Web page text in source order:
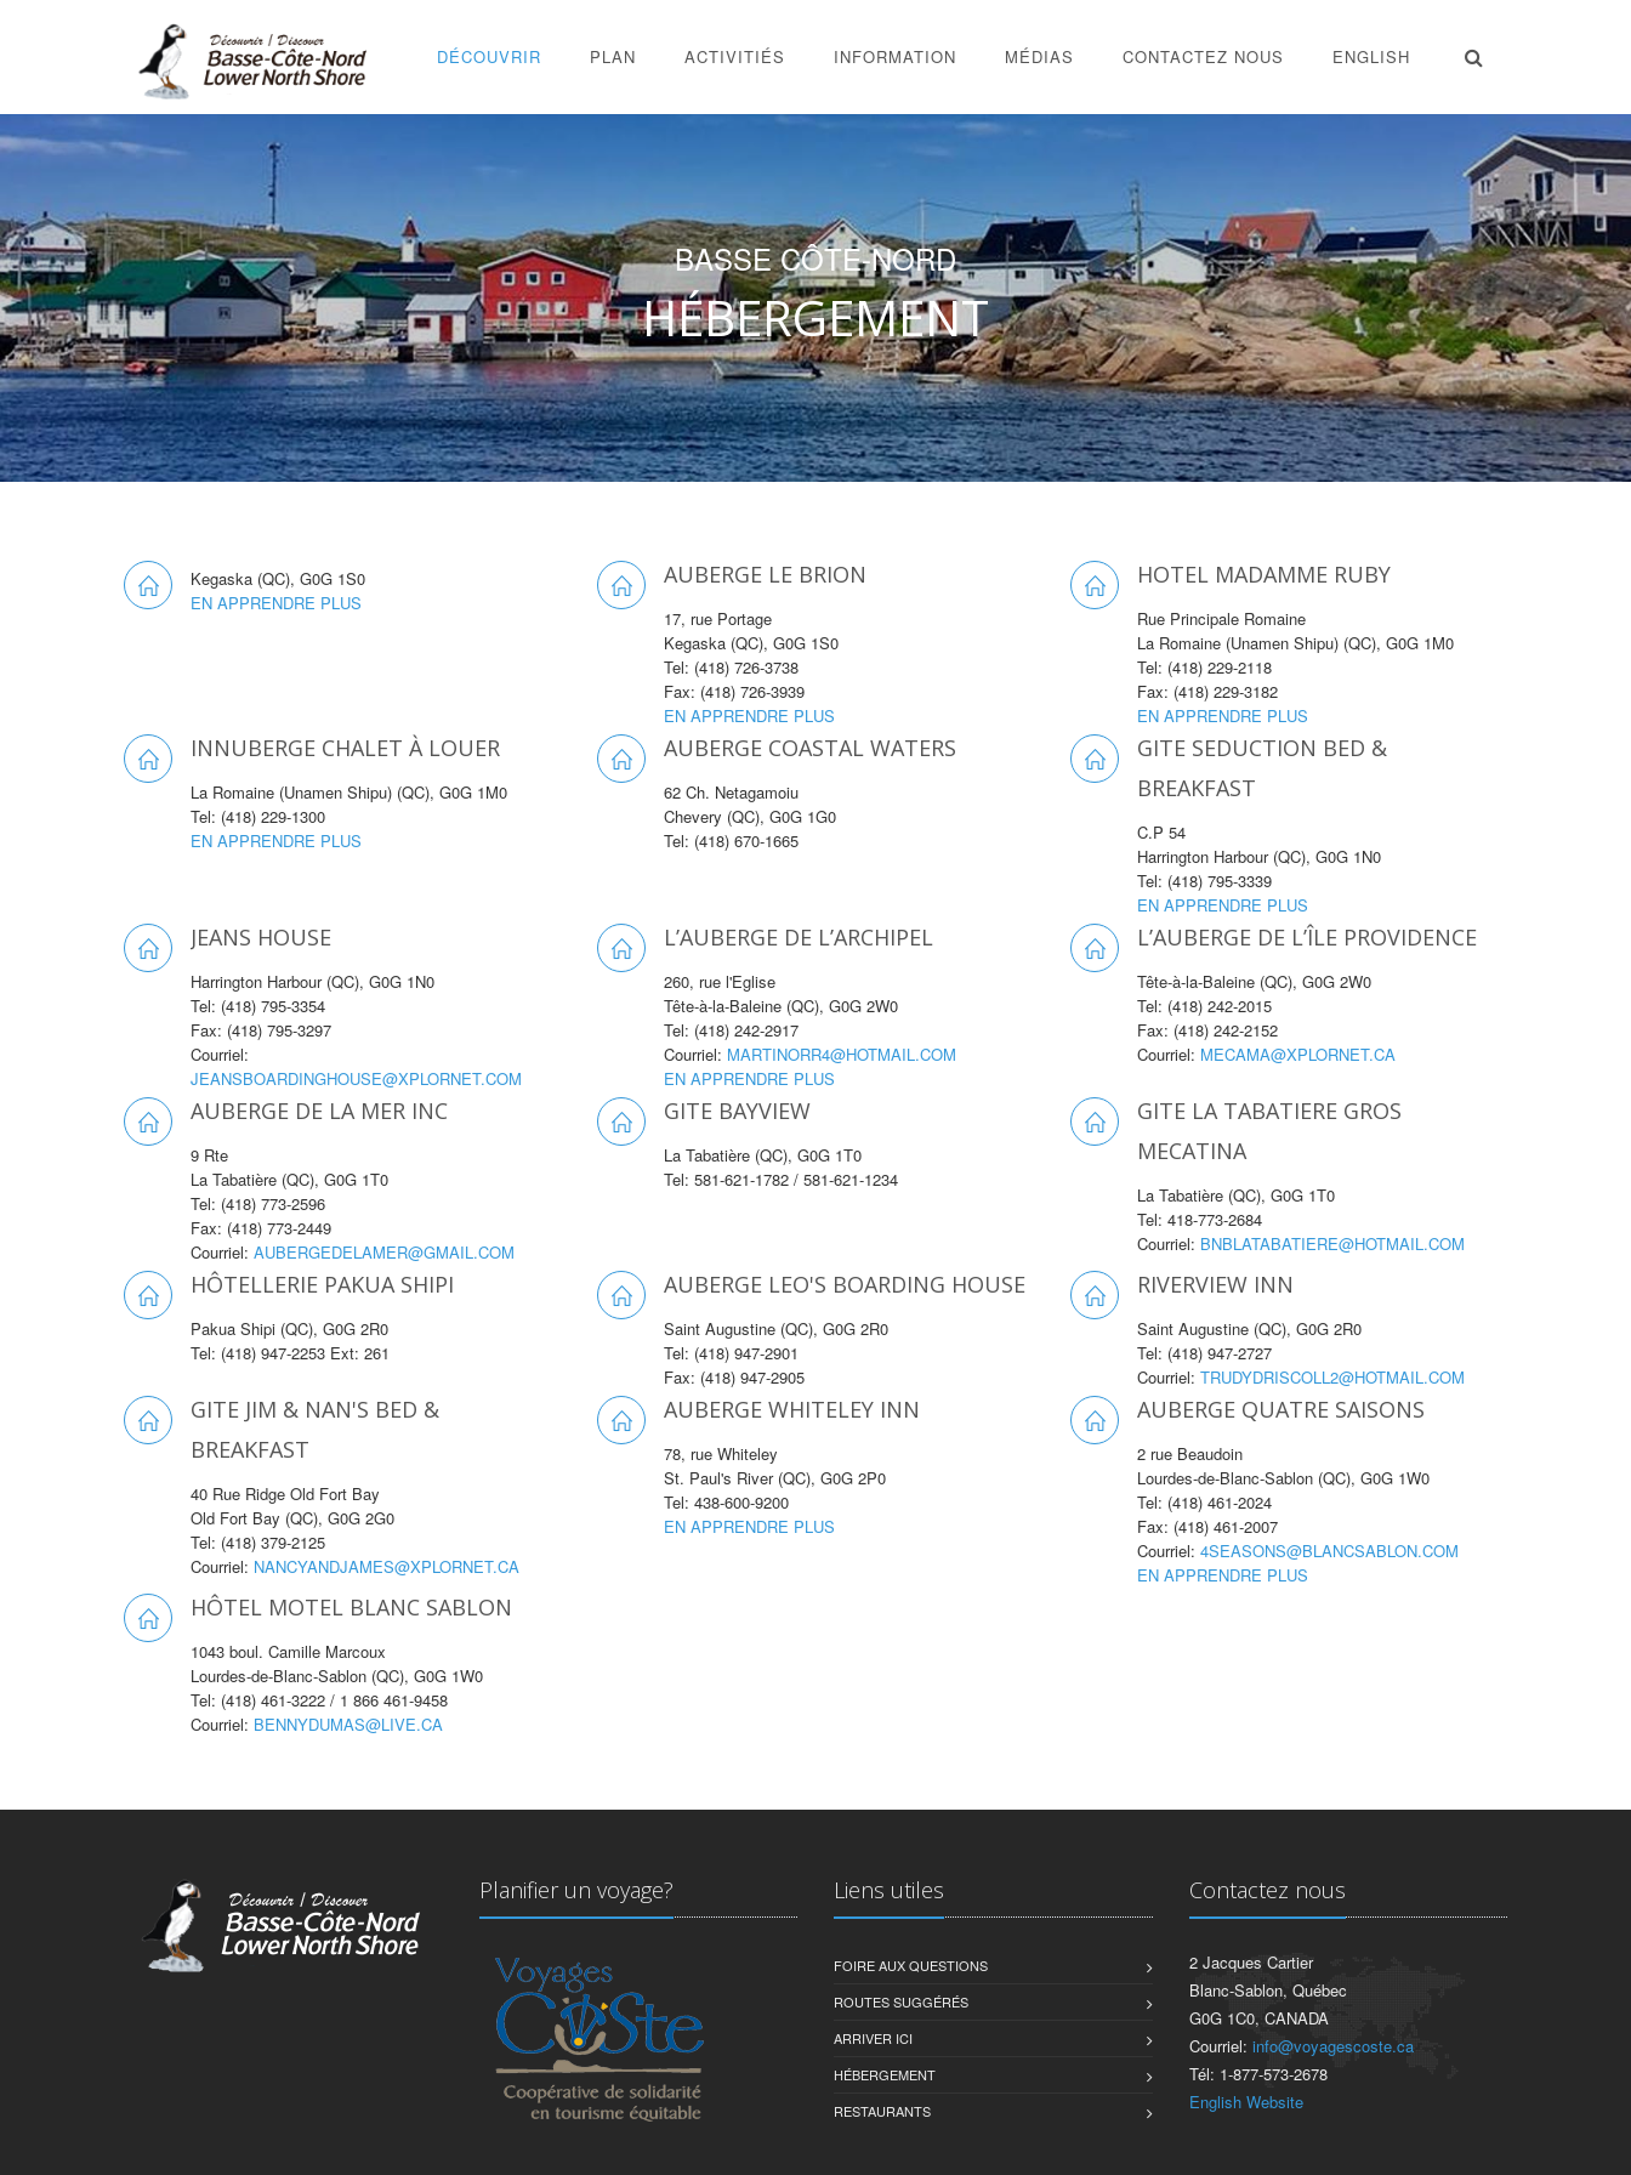
DÉCOUVRIR PLAN ACTIVITIÉS INFORMATION MÉDIAS CONTACTEZ NOUS ENGLISH
BASSE CÔTE-NORD
HÉBERGEMENT
Kegaska (QC), G0G 1S0
EN APPRENDRE PLUS
AUBERGE LE BRION
17, rue Portage
Kegaska (QC), G0G 1S0
Tel: (418) 726-3738
Fax: (418) 726-3939
EN APPRENDRE PLUS
HOTEL MADAMME RUBY
Rue Principale Romaine
La Romaine (Unamen Shipu) (QC), G0G 1M0
Tel: (418) 229-2118
Fax: (418) 229-3182
EN APPRENDRE PLUS
INNUBERGE CHALET À LOUER
La Romaine (Unamen Shipu) (QC), G0G 1M0
Tel: (418) 229-1300
EN APPRENDRE PLUS
AUBERGE COASTAL WATERS
62 Ch. Netagamoiu
Chevery (QC), G0G 1G0
Tel: (418) 670-1665
GITE SEDUCTION BED &
BREAKFAST
C.P 54
Harrington Harbour (QC), G0G 1N0
Tel: (418) 795-3339
EN APPRENDRE PLUS
JEANS HOUSE
Harrington Harbour (QC), G0G 1N0
Tel: (418) 795-3354
Fax: (418) 795-3297
Courriel:
JEANSBOARDINGHOUSE@XPLORNET.COM
L’AUBERGE DE L’ARCHIPEL
260, rue l'Eglise
Tête-à-la-Baleine (QC), G0G 2W0
Tel: (418) 242-2917
Courriel: MARTINORR4@HOTMAIL.COM
EN APPRENDRE PLUS
L’AUBERGE DE L’ÎLE PROVIDENCE
Tête-à-la-Baleine (QC), G0G 2W0
Tel: (418) 242-2015
Fax: (418) 242-2152
Courriel: MECAMA@XPLORNET.CA
AUBERGE DE LA MER INC
9 Rte
La Tabatière (QC), G0G 1T0
Tel: (418) 773-2596
Fax: (418) 773-2449
Courriel: AUBERGEDELAMER@GMAIL.COM
GITE BAYVIEW
La Tabatière (QC), G0G 1T0
Tel: 581-621-1782 / 581-621-1234
GITE LA TABATIERE GROS
MECATINA
La Tabatière (QC), G0G 1T0
Tel: 418-773-2684
Courriel: BNBLATABATIERE@HOTMAIL.COM
HÔTELLERIE PAKUA SHIPI
Pakua Shipi (QC), G0G 2R0
Tel: (418) 947-2253 Ext: 261
AUBERGE LEO'S BOARDING HOUSE
Saint Augustine (QC), G0G 2R0
Tel: (418) 947-2901
Fax: (418) 947-2905
RIVERVIEW INN
Saint Augustine (QC), G0G 2R0
Tel: (418) 947-2727
Courriel: TRUDYDRISCOLL2@HOTMAIL.COM
GITE JIM & NAN'S BED &
BREAKFAST
40 Rue Ridge Old Fort Bay
Old Fort Bay (QC), G0G 2G0
Tel: (418) 379-2125
Courriel: NANCYANDJAMES@XPLORNET.CA
AUBERGE WHITELEY INN
78, rue Whiteley
St. Paul's River (QC), G0G 2P0
Tel: 438-600-9200
EN APPRENDRE PLUS
AUBERGE QUATRE SAISONS
2 rue Beaudoin
Lourdes-de-Blanc-Sablon (QC), G0G 1W0
Tel: (418) 461-2024
Fax: (418) 461-2007
Courriel: 4SEASONS@BLANCSABLON.COM
EN APPRENDRE PLUS
HÔTEL MOTEL BLANC SABLON
1043 boul. Camille Marcoux
Lourdes-de-Blanc-Sablon (QC), G0G 1W0
Tel: (418) 461-3222 / 1 866 461-9458
Courriel: BENNYDUMAS@LIVE.CA
Planifier un voyage? Liens utiles
FOIRE AUX QUESTIONS
ROUTES SUGGÉRÉS
ARRIVER ICI
HÉBERGEMENT
RESTAURANTS
Contactez nous
2 Jacques Cartier
Blanc-Sablon, Québec
G0G 1C0, CANADA
Courriel: info@voyagescoste.ca
Tél: 1-877-573-2678
English Website